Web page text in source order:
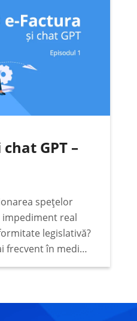
condusă. Într-
GPT –
spețelor
impediment real
legislativă?
frecvent în mediul
mulți deținători